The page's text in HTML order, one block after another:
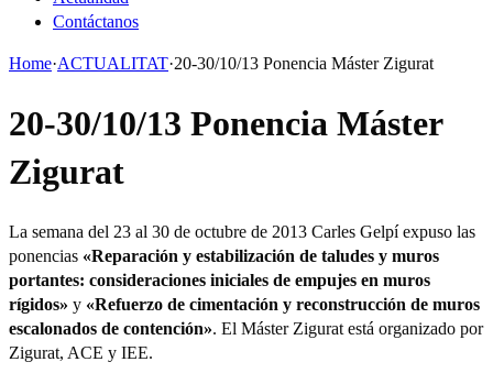
Contáctanos
Home·ACTUALITAT·20-30/10/13 Ponencia Máster Zigurat
20-30/10/13 Ponencia Máster
Zigurat
La semana del 23 al 30 de octubre de 2013 Carles Gelpí expuso las
ponencias «Reparación y estabilización de taludes y muros
portantes: consideraciones iniciales de empujes en muros
rígidos» y «Refuerzo de cimentación y reconstrucción de muros
escalonados de contención». El Máster Zigurat está organizado por
Zigurat, ACE y IEE.